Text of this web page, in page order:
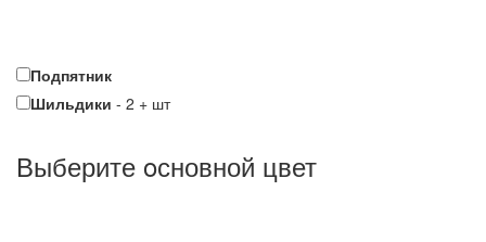
Подпятник
Шильдики - 2 + шт
Выберите oсновной цвет